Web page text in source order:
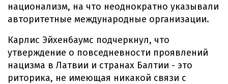
национализм, на что неоднократно указывали
авторитетные международные организации.
Карлис Эйхенбаумс подчеркнул, что
утверждение о повседневности проявлений
нацизма в Латвии и странах Балтии - это
риторика, не имеющая никакой связи с